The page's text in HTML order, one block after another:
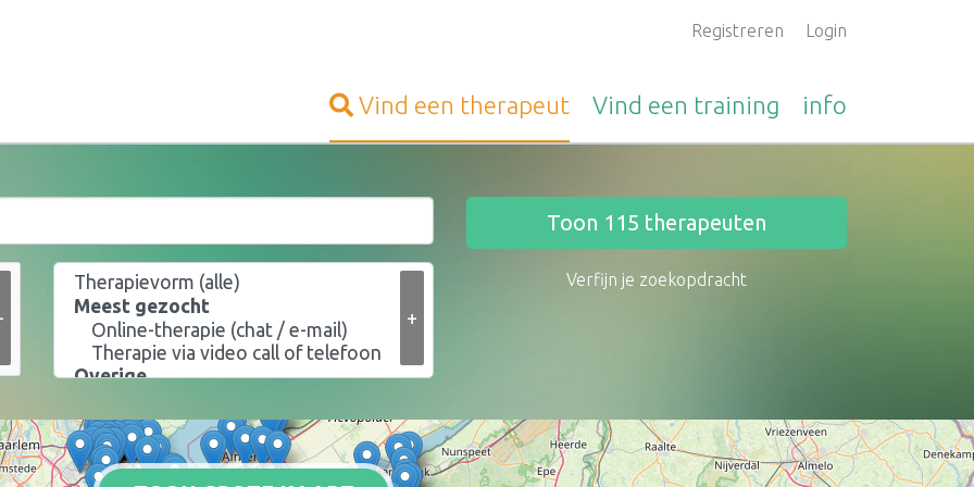
Registreren Login
Vind een therapeut Vind een training info
+
Toon 115 therapeuten
Verfijn je zoekopdracht